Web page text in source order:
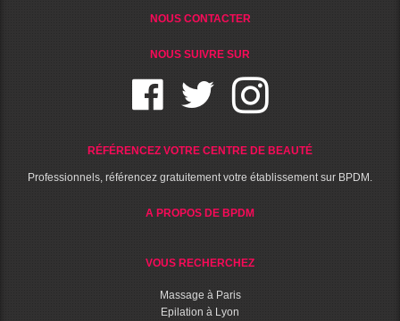
NOUS CONTACTER
NOUS SUIVRE SUR
RÉFÉRENCEZ VOTRE CENTRE DE BEAUTÉ
Professionnels, référencez gratuitement votre établissement sur BPDM.
A PROPOS DE BPDM
VOUS RECHERCHEZ
Massage à Paris
Epilation à Lyon